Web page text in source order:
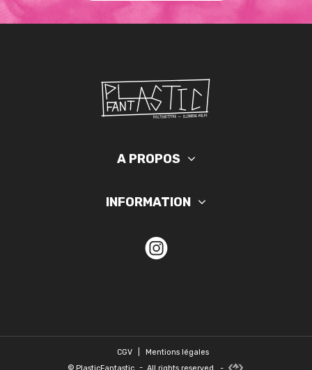
A PROPOS
INFORMATION
CGV
Mentions légales
© PlasticFantastic - All rights reserved. -